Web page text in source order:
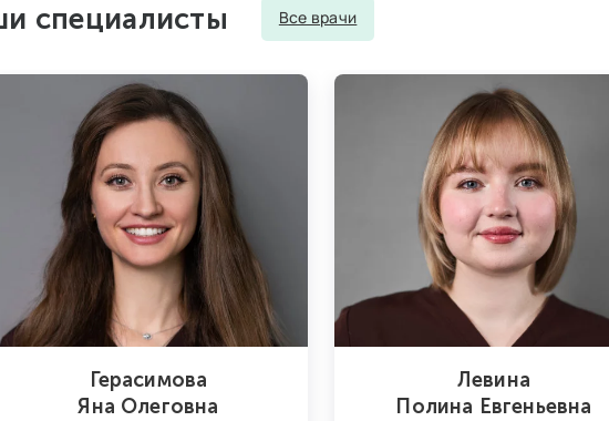
специалисты Все врачи
Герасимова
Яна Олеговна
Левина
Полина Евгеньевна